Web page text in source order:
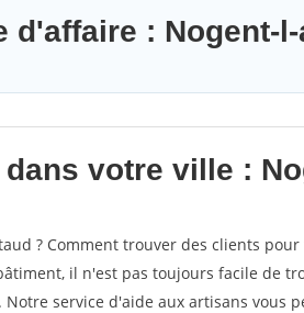
d'affaire : Nogent-
votre ville :
? Comment trouver des clients
il n'est pas toujours facile de
service d'aide aux artisans vous